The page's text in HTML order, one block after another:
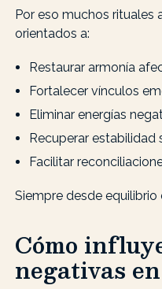
Por eso muchos rituales
orientados a:
Restaurar armonía
Fortalecer vínculos
Eliminar energías
Recuperar estabilidad
Facilitar
Siempre desde equilibrio
Cómo
negativas